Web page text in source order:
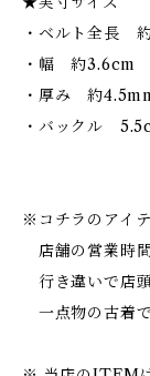
・ベルト全長
・幅 約3.6cm
・厚み 約
・バックル
※コチラのアイ
店舗の営業時間
行き違いで店
一点物の古着